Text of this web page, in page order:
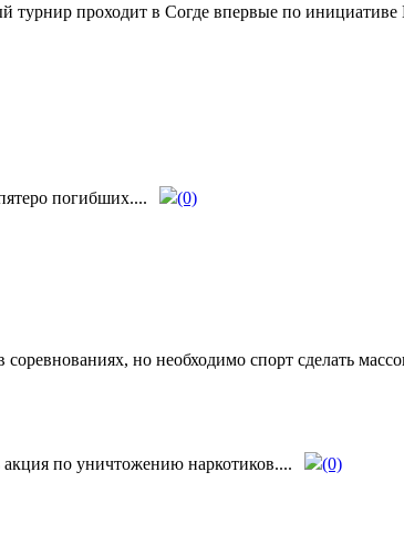
турнир проходит в Согде впервые по
погибших....
(0)
но необходимо спорт сделать
по уничтожению наркотиков....
(0)